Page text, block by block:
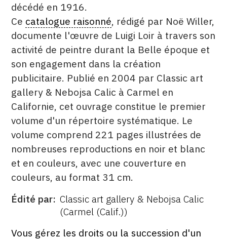
décédé en 1916.
Ce catalogue raisonné, rédigé par Noë Willer,
documente l'œuvre de Luigi Loir à travers son
activité de peintre durant la Belle époque et
son engagement dans la création
publicitaire. Publié en 2004 par Classic art
gallery & Nebojsa Calic à Carmel en
Californie, cet ouvrage constitue le premier
volume d'un répertoire systématique. Le
volume comprend 221 pages illustrées de
nombreuses reproductions en noir et blanc
et en couleurs, avec une couverture en
couleurs, au format 31 cm.
ÉDITÉ
Édité par Classic art gallery & Nebojsa Calic
(Carmel (Calif.))
FORMAT
ÉTAT
Vous gérez les droits ou la succession d'un